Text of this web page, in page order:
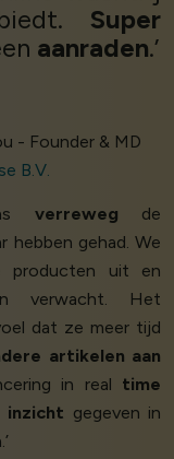
Super
aanraden.’
- Founder & MD
B.V.
verreweg de
hebben gehad. We
producten uit en
verwacht. Het
dat ze meer tijd
artikelen aan
in real time
inzicht gegeven in